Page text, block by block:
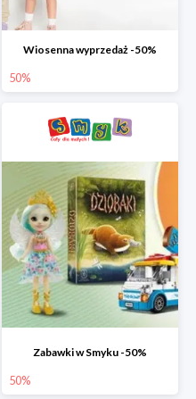
Wiosenna wyprzedaż -50%
50%
Zabawki w Smyku -50%
50%